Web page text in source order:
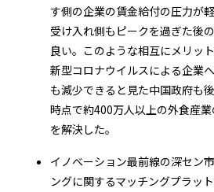
す側の企業の賃金給付の圧力が
受け入れ側もピークを過ぎた後
良い。このような相互にメリッ
新型コロナウイルスによる企業
も減少できると見た中国政府も
時点で約400万人以上の外食産
を解決した。
イノベーション最前線の深セン
ングに関するマッチングプラッ